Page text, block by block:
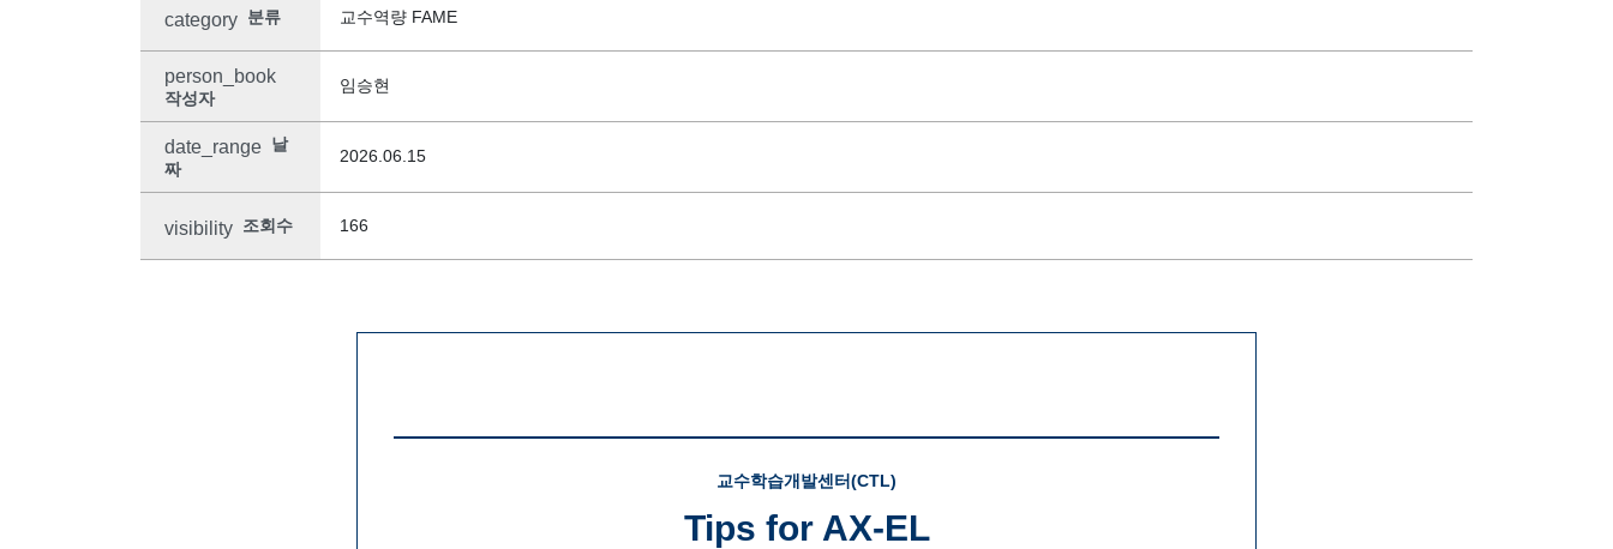
category 분류 교수역량 FAME
person_book
작성자
임승현
date_range 날
짜
2026.06.15
visibility 조회수 166
교수학습개발센터(CTL)
Tips for AX-EL